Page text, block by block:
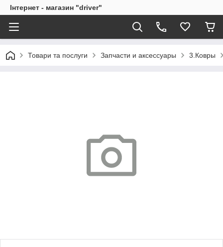
Інтернет - магазин "driver"
Товари та послуги Запчасти и аксессуары 3.Ковры